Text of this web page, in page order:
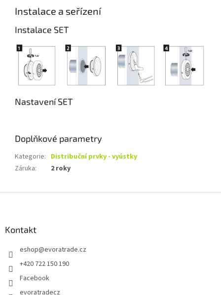
Instalace a seřízení
Instalace SET
Nastavení SET
Doplňkové parametry
Kategorie: Distribuční prvky - vyústky
Záruka: 2 roky
Kontakt
eshop@evoratrade.cz
+420 722 150 190
Facebook
evoratradecz